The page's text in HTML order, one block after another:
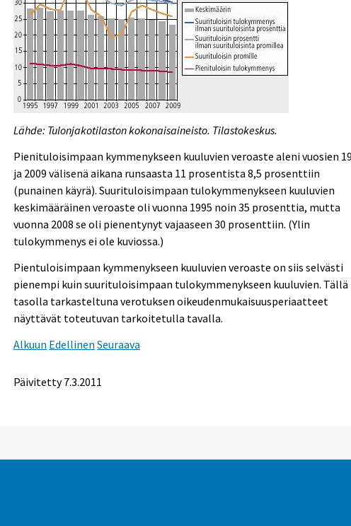
Lähde: Tulonjakotilaston kokonaisaineisto. Tilastokeskus.
Pienituloisimpaan kymmenykseen kuuluvien veroaste aleni vuosien
ja 2009 välisenä aikana runsaasta 11 prosentista 8,5 prosenttiin
(punainen käyrä). Suurituloisimpaan tulokymmenykseen kuuluvien
keskimääräinen veroaste oli vuonna 1995 noin 35 prosenttia, mutta
vuonna 2008 se oli pienentynyt vajaaseen 30 prosenttiin. (Ylin
tulokymmenys ei ole kuviossa.)
Pientuloisimpaan kymmenykseen kuuluvien veroaste on siis selvästi
pienempi kuin suurituloisimpaan tulokymmenykseen kuuluvien. Tällä
tasolla tarkasteltuna verotuksen oikeudenmukaisuusperiaatteet
näyttävät toteutuvan tarkoitetulla tavalla.
Alkuun Edellinen Seuraava
Päivitetty 7.3.2011